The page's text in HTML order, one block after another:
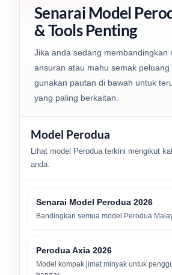
Senarai Model
& Tools Penting
Jika anda sedang membandingkan
ansuran atau mahu semak peluang
gunakan pautan di bawah untuk
yang paling berkaitan.
Model Perodua
Lihat model Perodua terkini mengikut
anda.
Senarai Model Perodua 2026
Bandingkan semua model Perodua
Perodua Axia 2026
Model kompak jimat minyak untuk